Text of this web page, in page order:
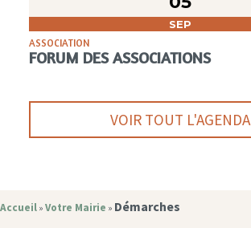
SEP
ASSOCIATION
FORUM DES ASSOCIATIONS
VOIR TOUT L'AGENDA
Accueil » Votre Mairie » Démarches